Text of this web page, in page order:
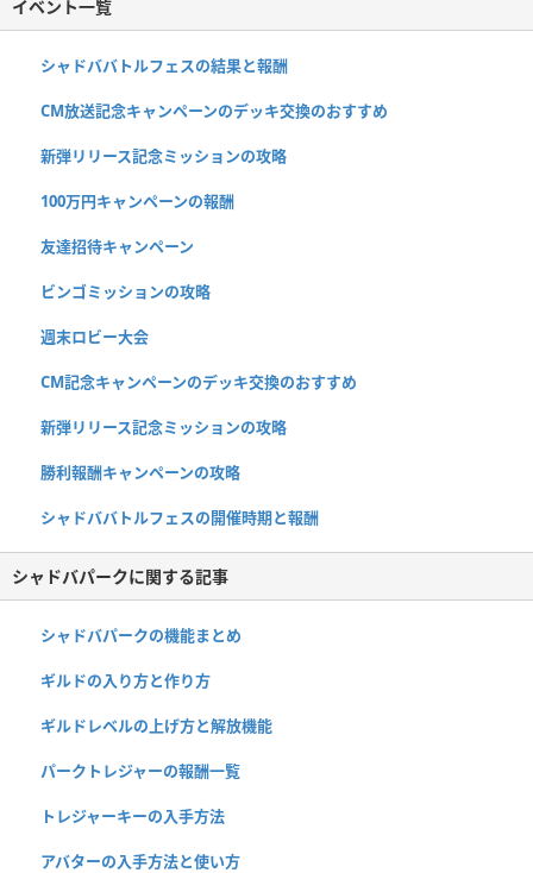
イベント一覧
シャドババトルフェスの結果と報酬
CM放送記念キャンペーンのデッキ交換のおすすめ
新弾リリース記念ミッションの攻略
100万円キャンペーンの報酬
友達招待キャンペーン
ビンゴミッションの攻略
週末ロビー大会
CM記念キャンペーンのデッキ交換のおすすめ
新弾リリース記念ミッションの攻略
勝利報酬キャンペーンの攻略
シャドババトルフェスの開催時期と報酬
シャドバパークに関する記事
シャドバパークの機能まとめ
ギルドの入り方と作り方
ギルドレベルの上げ方と解放機能
パークトレジャーの報酬一覧
トレジャーキーの入手方法
アバターの入手方法と使い方